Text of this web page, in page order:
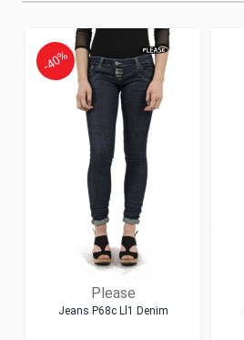
Please
Jeans P68c Ll1 Denim
-40%